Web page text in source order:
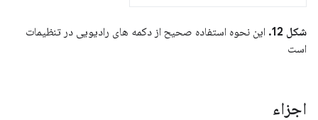
شکل 12.
این نحوه استفاده صحیح از دکمه های رادیویی در تنظیمات
است
اجزاء